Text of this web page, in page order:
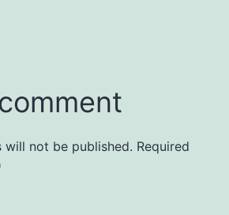
will not be published. Required